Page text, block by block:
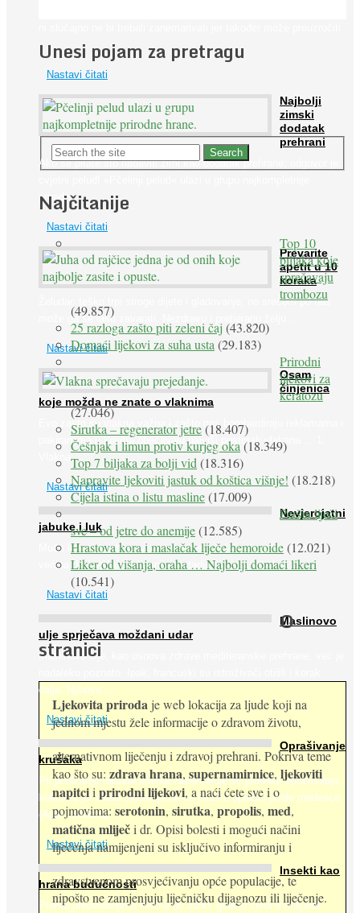
...
Nastavi čitati
Najbolji
zimski
dodatak
prehrani
Ako se pitate što nabaviti zimi kao dodatak prehrane, odgovor je:
prirodne ...
Nastavi čitati
Prevarite
apetit u 10
koraka
Želudac teško trpi stroge dijete i gladovanje, no srećom po nas
može ga se lako zavarati. Nezdravu i pretjeranu želju ...
Nastavi čitati
Osam
činjenica
koje možda ne znate o vlaknima
Evo zašto su vlakna važna i zašto nas bombardiraju reklamama i
pakiranjima u kojima obećavaju najviši postotak vlakana ... 1.
Vlakna ...
Nastavi čitati
Nevjerojatni
jabuke i luk
Muče li vas tegobe vezane uz srce, oči i živce, od kojih pati
većina dijabetičara u kasnijem stadiju bolesti, jabuke ...
Nastavi čitati
Maslinovo
ulje sprječava moždani udar
Maslinovo ulje, kao osnova zdrave mediteranske prehrane, već je
dalje. Njihovo ...
Nastavi čitati
Oprašivanje
krušaka
Pri podizanju nasada kruške zanemaruje se problem oprašivanja
kukcima jer vlada uvjerenje da će krušku oprašiti pčele medarice
(Apis mellifera). ...
Nastavi čitati
Insekti kao
hrana budućnosti
Prema predviđanjima FAO-a do 2050. godine život 9 milijardi
Unesi pojam za pretragu
Najčitanije
Top 10
biljaka koje
sprečavaju
trombozu
(49.857)
25 razloga zašto piti zeleni čaj(43.820)
Domaći lijekovi za suha usta (29.183)
Prirodni
lijekovi za
keratozu
(27.046)
Sirutka – regenerator jetre(18.407)
Češnjak i limun protiv kurjeg oka (18.349)
Top 7 biljaka za bolji vid (18.316)
Napravite ljekoviti jastuk od koštica višnje! (18.218)
Cijela istina o listu masline(17.009)
Peršin liječi
sve – od jetre do anemije(12.585)
Hrastova kora i maslačak liječe hemoroide(12.021)
Liker od višanja, oraha … Najbolji domaći likeri
(10.541)
O
stranici
Ljekovita priroda je web lokacija za ljude koji na
jednom mjestu žele informacije o zdravom životu,
alternativnom liječenju i zdravoj prehrani. Pokriva teme
kao što su: zdrava hrana, supernamirnice, ljekoviti
napitciiprirodni lijekovi, a naći ćete sve i o
pojmovima: serotonin, sirutka, propolis, med,
matična mliječi dr. Opisi bolesti i mogući načini
liječenja namijenjeni su isključivo informiranju i
zdravstvenom prosvjećivanju opće populacije, te
nipošto ne zamjenjuju liječničku dijagnozu ili liječenje.